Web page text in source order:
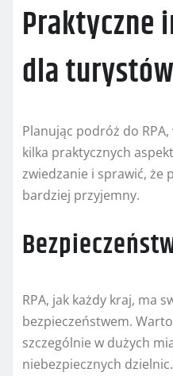
Praktyczne
dla turystów
Planując podróż do
kilka praktycznych
zwiedzanie i sprawić, że
bardziej przyjemny.
RPA, jak każdy kraj, ma
bezpieczeństwem.
szczególnie w dużych
niebezpiecznych